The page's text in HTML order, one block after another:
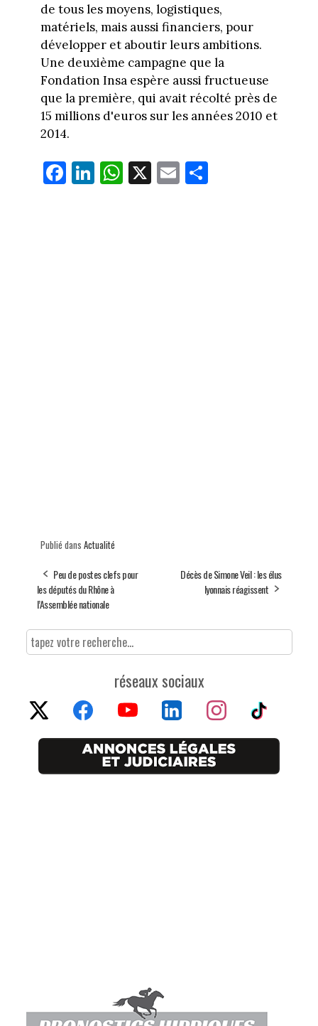
de tous les moyens, logistiques,
matériels, mais aussi financiers, pour
développer et aboutir leurs ambitions.
Une deuxième campagne que la
Fondation Insa espère aussi fructueuse
que la première, qui avait récolté près de
15 millions d'euros sur les années 2010 et
2014.
Fa
ce
Li
nk
W
ha
X E
m
Pa
rt
Publié dans Actualité
Peu de postes clefs pour
les députés du Rhône à
l’Assemblée nationale
Décès de Simone Veil : les élus
lyonnais réagissent
réseaux sociaux